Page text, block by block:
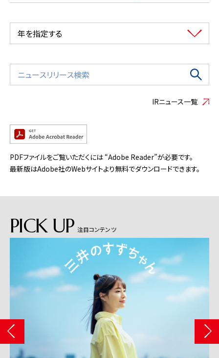
年を指定する
IRニュース一覧
PDFファイルをご覧いただくには “Adobe Reader”が必要です。
最新版はAdobe社のWebサイトより無料でダウンロードできます。
PICK UP 注目コンテンツ